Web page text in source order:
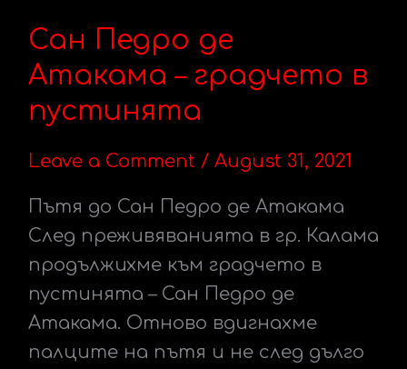
Сан Педро де
Атакама – градчето в
пустинята
Leave a Comment / August 31, 2021
Пътя до Сан Педро де Атакама
След преживяванията в гр. Калама
продължихме към градчето в
пустинята – Сан Педро де
Атакама. Отново вдигнахме
палците на пътя и не след дълго
де
Атакама
градчето
в